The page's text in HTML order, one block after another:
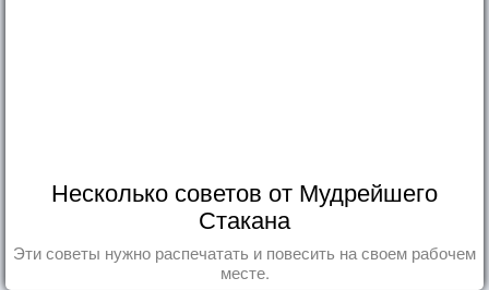
Несколько советов от Мудрейшего
Стакана
Эти советы нужно распечатать и повесить на своем рабочем
месте.